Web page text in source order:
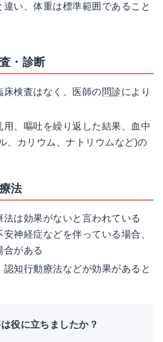
違い、体重は標準範囲であること
・診断
床検査はなく、医師の問診により
用、嘔吐を繰り返した結果、血中
、カリウム、ナトリウムなど)の
法
法は効果がないと言われている
神経症などを伴っている場合、
合がある
認知行動療法などが効果があると
役に立ちましたか？